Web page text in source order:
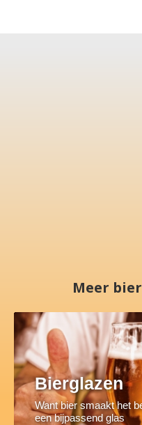
Meer
Bierglazen
Want bier smaakt het
een bijpassend glas